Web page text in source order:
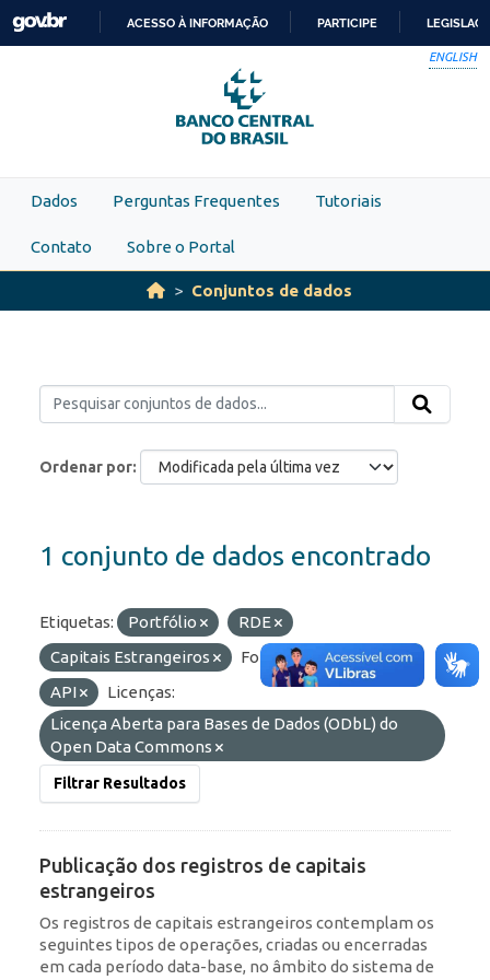
Skip to main content
PARA
O
CONTEÚDO
ACESSO À INFORMAÇÃO PARTICIPE
ENGLISH
Dados Perguntas Frequentes Tutoriais
Contato Sobre o Portal
Conjuntos de dados
Ordenar por
1 conjunto de dados encontrado
Etiquetas: Portfólio
RDE
Capitais Estrangeiros
Formatos:
HTML
API
Licenças:
Licença Aberta para Bases de Dados (ODbL) do
Open Data Commons
Filtrar Resultados
Publicação dos registros de capitais
estrangeiros
Os registros de capitais estrangeiros contemplam os
seguintes tipos de operações, criadas ou encerradas
em cada período data-base, no âmbito do sistema de